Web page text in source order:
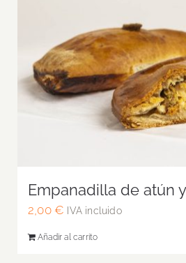
Empanadilla de atún
2,00 € IVA incluido
Añadir al carrito